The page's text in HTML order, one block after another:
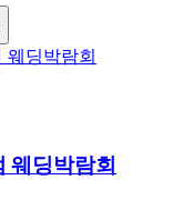
웨딩박람회